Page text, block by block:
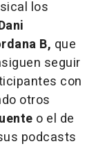
los
B, que
seguir
con
otros
o el de
podcasts